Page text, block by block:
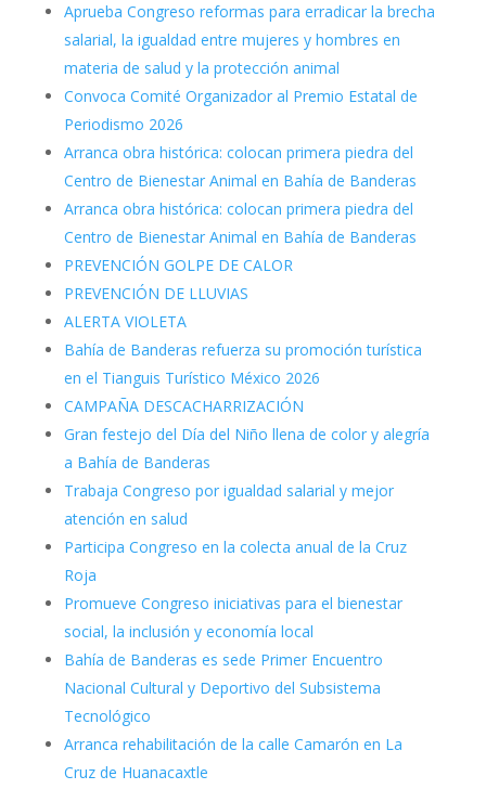
Aprueba Congreso reformas para erradicar la brecha
salarial, la igualdad entre mujeres y hombres en
materia de salud y la protección animal
Convoca Comité Organizador al Premio Estatal de
Periodismo 2026
Arranca obra histórica: colocan primera piedra del
Centro de Bienestar Animal en Bahía de Banderas
Arranca obra histórica: colocan primera piedra del
Centro de Bienestar Animal en Bahía de Banderas
PREVENCIÓN GOLPE DE CALOR
PREVENCIÓN DE LLUVIAS
ALERTA VIOLETA
Bahía de Banderas refuerza su promoción turística
en el Tianguis Turístico México 2026
CAMPAÑA DESCACHARRIZACIÓN
Gran festejo del Día del Niño llena de color y alegría
a Bahía de Banderas
Trabaja Congreso por igualdad salarial y mejor
atención en salud
Participa Congreso en la colecta anual de la Cruz
Roja
Promueve Congreso iniciativas para el bienestar
social, la inclusión y economía local
Bahía de Banderas es sede Primer Encuentro
Nacional Cultural y Deportivo del Subsistema
Tecnológico
Arranca rehabilitación de la calle Camarón en La
Cruz de Huanacaxtle